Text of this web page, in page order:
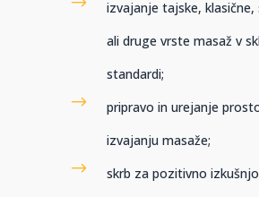
izvajanje tajske,
ali druge vrste masaž v
standardi;
pripravo in urejanje
izvajanju masaže;
skrb za pozitivno